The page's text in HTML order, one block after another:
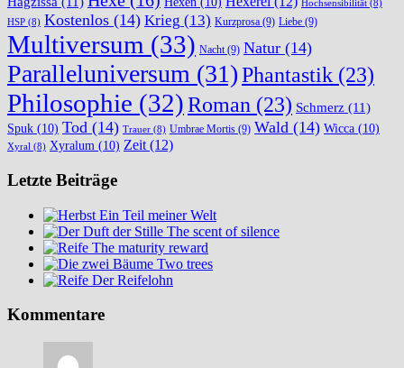
Hochsensibilität (8)
HSP (8) Kostenlos (14) Krieg (13) Kurzprosa (9) Liebe (9)
Multiversum (33) Nacht(9) Natur (14)
Paralleluniversum (31)Phantastik (23)
Philosophie (32)Roman (23) Schmerz (11)
Spuk (10) Tod (14) Trauer (8) Umbrae Mortis (9) Wald (14) Wicca (10)
Xyral (8) Xyralum (10) Zeit (12)
Letzte Beiträge
Ein Teil meiner Welt
The scent of silence
The maturity reward
Two trees
Der Reifelohn
Kommentare